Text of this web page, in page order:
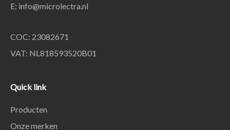
E: info@microlectra.nl
COC: 23082671
VAT: NL818593520B01
Quick link
Producten
Onze merken